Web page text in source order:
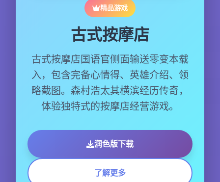
精品游戏
古式按摩店
古式按摩店国语官侧面输送零变本载
入，包含完备心情得、英雄介绍、领
略截图。森村浩太其横滨经历传奇，
体验独特式的按摩店经营游戏。
润色版下载
了解更多